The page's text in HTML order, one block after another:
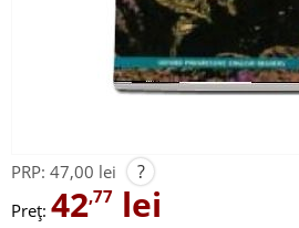
PRP: 47,00 lei ?
Preț: 42,77 lei